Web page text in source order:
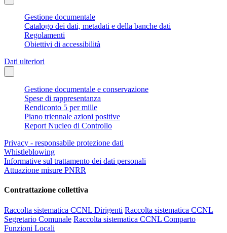
Gestione documentale
Catalogo dei dati, metadati e della banche dati
Regolamenti
Obiettivi di accessibilità
Dati ulteriori
Gestione documentale e conservazione
Spese di rappresentanza
Rendiconto 5 per mille
Piano triennale azioni positive
Report Nucleo di Controllo
Privacy - responsabile protezione dati
Whistleblowing
Informative sul trattamento dei dati personali
Attuazione misure PNRR
Contrattazione collettiva
Raccolta sistematica CCNL Dirigenti Raccolta sistematica CCNL
Segretario Comunale Raccolta sistematica CCNL Comparto
Funzioni Locali